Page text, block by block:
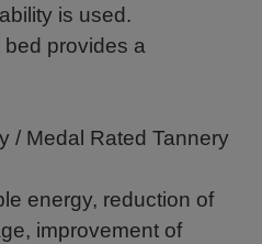
is used.
provides a
/ Medal Rated Tannery
energy, reduction of
improvement of